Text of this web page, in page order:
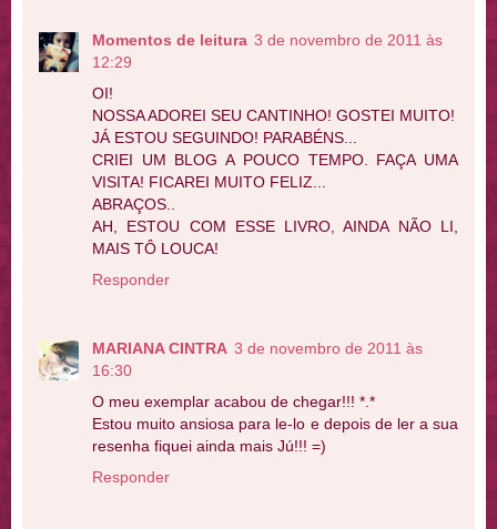
Momentos de leitura 3 de novembro de 2011 às
12:29
OI!
NOSSA ADOREI SEU CANTINHO! GOSTEI MUITO!
JÁ ESTOU SEGUINDO! PARABÉNS...
CRIEI UM BLOG A POUCO TEMPO. FAÇA UMA
VISITA! FICAREI MUITO FELIZ...
ABRAÇOS..
AH, ESTOU COM ESSE LIVRO, AINDA NÃO LI,
MAIS TÔ LOUCA!
Responder
MARIANA CINTRA 3 de novembro de 2011 às
16:30
O meu exemplar acabou de chegar!!! *.*
Estou muito ansiosa para le-lo e depois de ler a sua
resenha fiquei ainda mais Jú!!! =)
Responder